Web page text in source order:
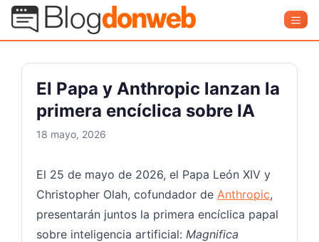
Saltar
contenido
Blog Donweb
El Papa y Anthropic lanzan la
primera encíclica sobre IA
18 mayo, 2026
El 25 de mayo de 2026, el Papa León XIV y
Christopher Olah, cofundador de Anthropic,
presentarán juntos la primera encíclica papal
sobre inteligencia artificial: Magnifica